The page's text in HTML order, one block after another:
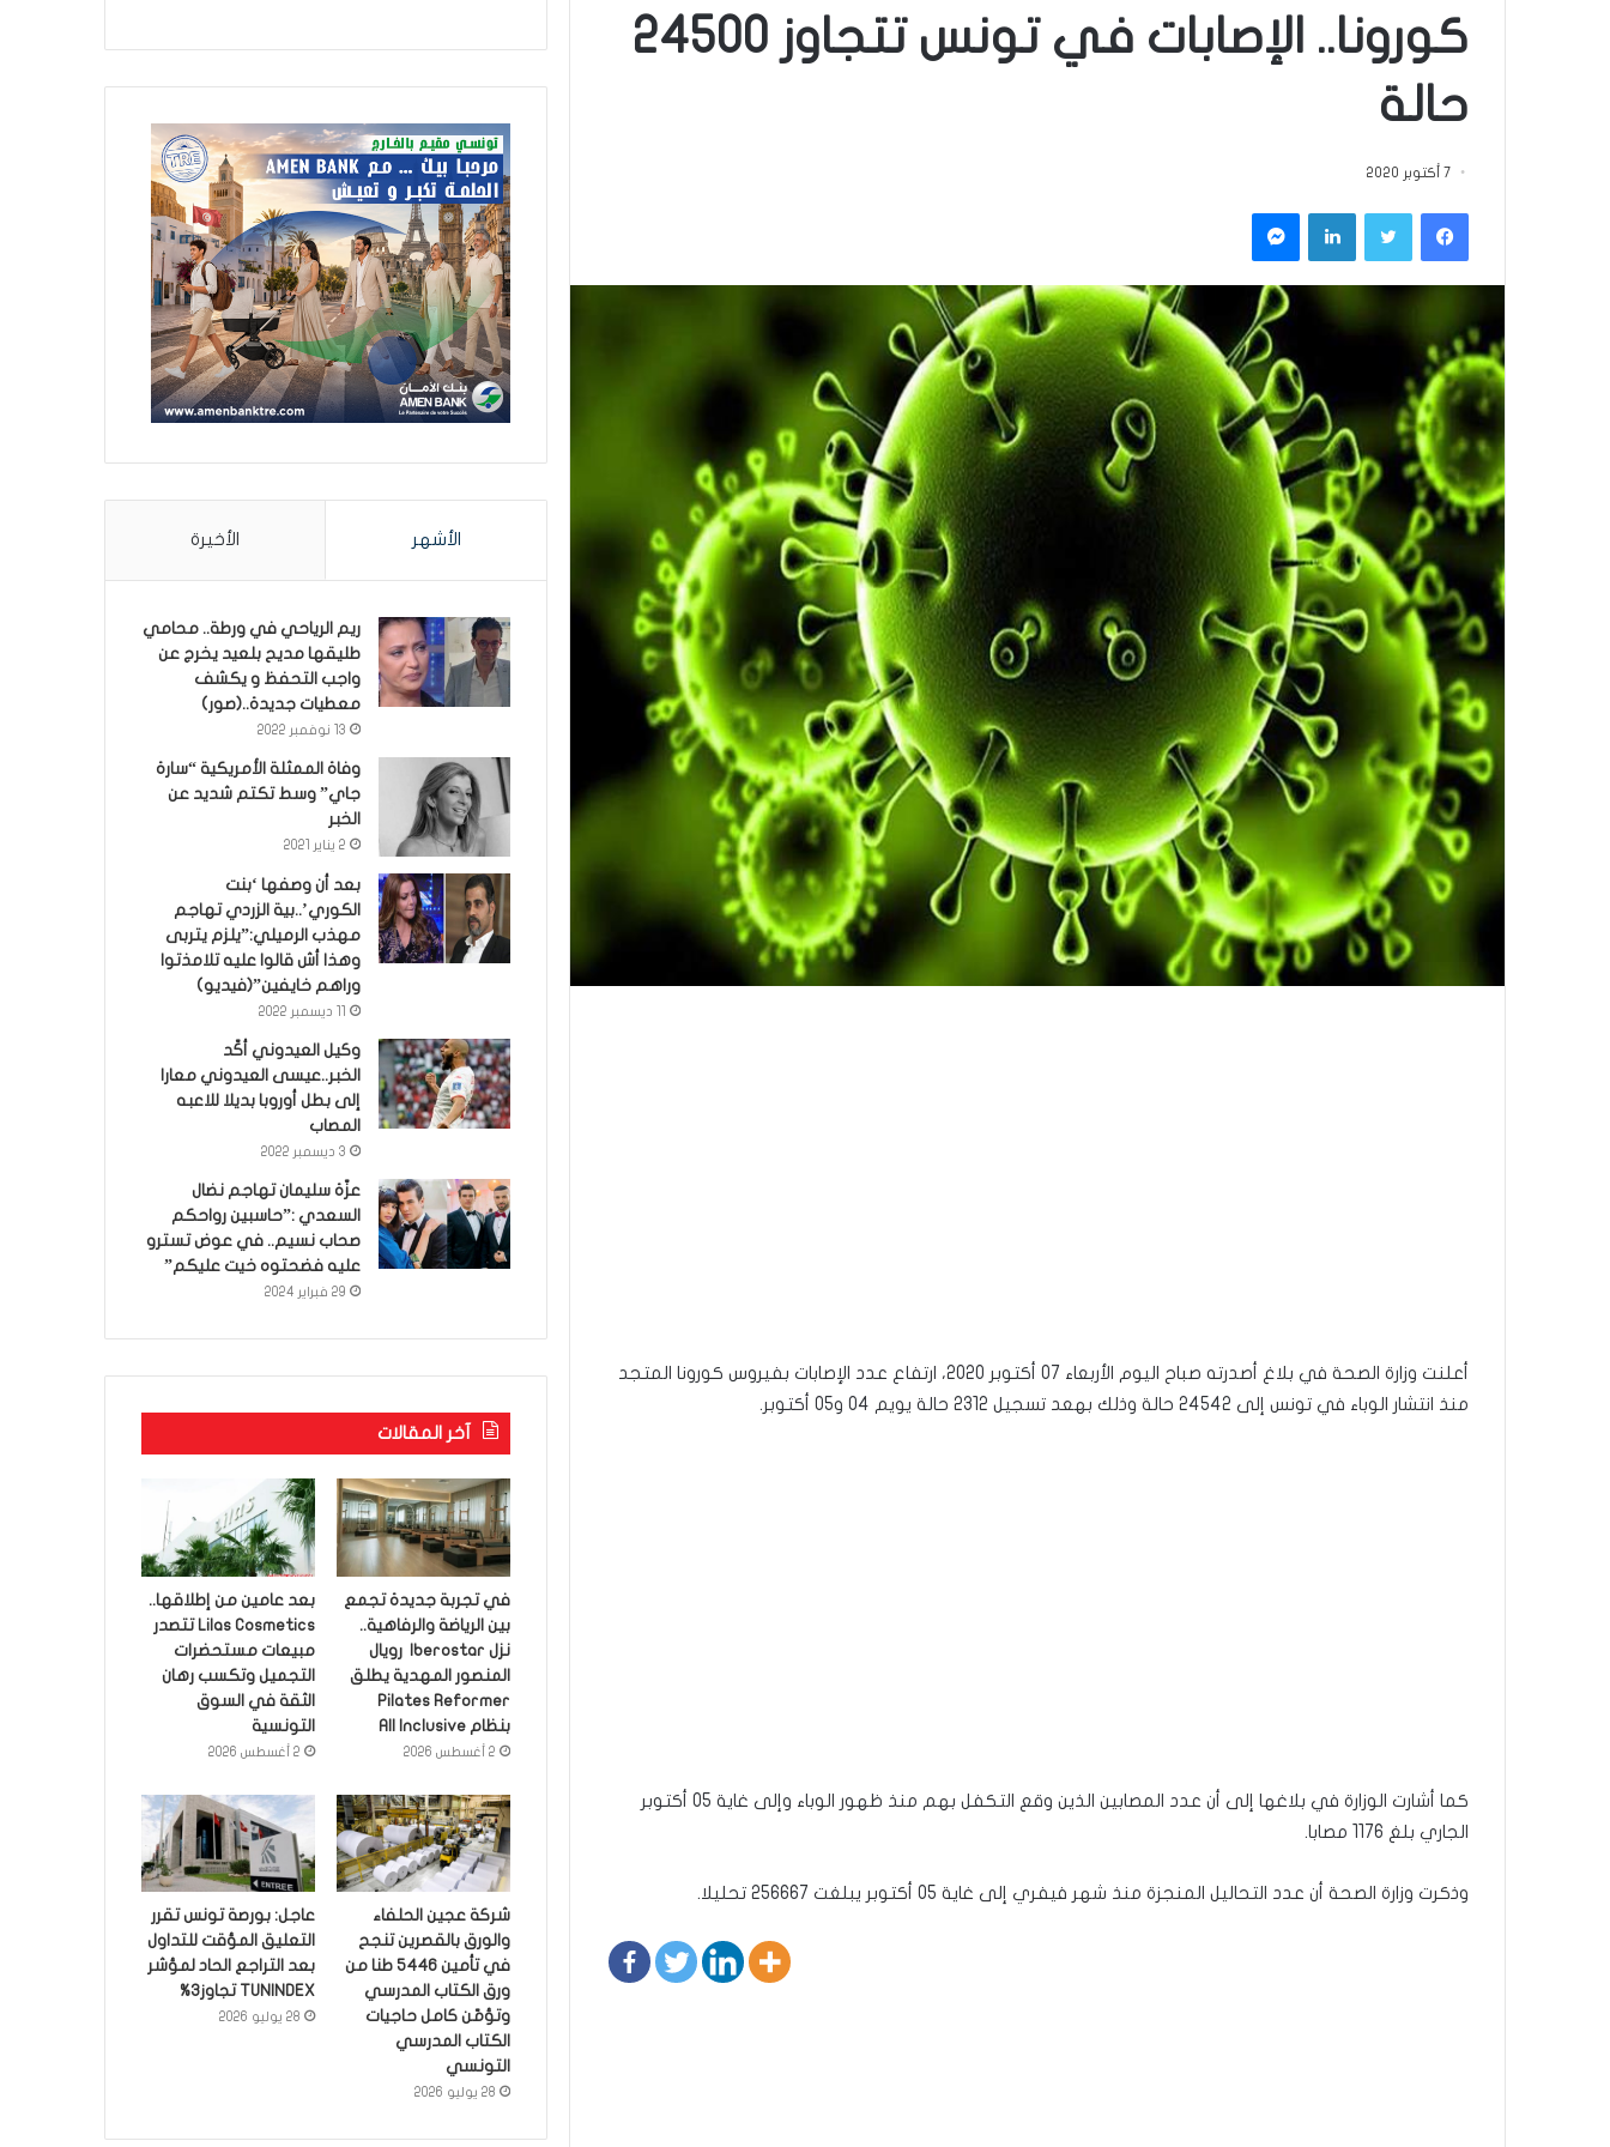
كورونا.. الإصابات في تونس تتجاوز 24500
حالة
7 أكتوبر 2020
فيسبوكتويتر لينكدإن ماسنجر
أعلنت وزارة الصحة في بلاغ أصدرته صباح اليوم الأربعاء 07 أكتوبر 2020، ارتفاع عدد الإصابات بفيروس كورونا المتجد
منذ انتشار الوباء في تونس إلى 24542 حالة وذلك بهعد تسجيل 2312 حالة يويم 04 و05 أكتوبر.
كما أشارت الوزارة في بلاغها إلى أن عدد المصابين الذين وقع التكفل بهم منذ ظهور الوباء وإلى غاية 05 أكتوبر
الجاري بلغ 1176 مصابا.
وذكرت وزارة الصحة أن عدد التحاليل المنجزة منذ شهر فيفري إلى غاية 05 أكتوبر يبلغت 256667 تحليلا.
الأشهر الأخيرة
ريم الرياحي في ورطة.. محامي
طليقها مديح بلعيد يخرج عن
واجب التحفظ و يكشف
معطيات جديدة..(صور)
13 نوفمبر 2022
وفاة الممثلة الأمريكية “سارة
جاي” وسط تكتم شديد عن
الخبر
2 يناير 2021
بعد أن وصفها ‘بنت
الكوري’..بية الزردي تهاجم
مهذب الرميلي:”يلزم يتربى
وهذا أش قالوا عليه تلامذتوا
وراهم خايفين”(فيديو)
وكيل العيدوني أكّد
الخبر..عيسى العيدوني معارا
إلى بطل أوروبا بديلا للاعبه
المصاب
3 ديسمبر 2022
عزّة سليمان تهاجم نضال
السعدي :”حاسبين رواحكم
صحاب نسيم.. في عوض تسترو
عليه فضحتوه خيت عليكم”
29 فبراير 2024
آخر المقالات
في تجربة جديدة تجمع
بين الرياضة والرفاهية..
نزل Iberostar رويال
المنصور المهدية يطلق
Pilates Reformer
بنظام All Inclusive
2 أغسطس 2026
بعد عامين من إطلاقها..
Lilas Cosmetics تتصدر
مبيعات مستحضرات
التجميل وتكسب رهان
الثقة في السوق
التونسية
2 أغسطس 2026
شركة عجين الحلفاء
والورق بالقصرين تنجح
في تأمين 5446 طنا من
ورق الكتاب المدرسي
وتؤمّن كامل حاجيات
الكتاب المدرسي
التونسي
28 يوليو 2026
عاجل: بورصة تونس تقرر
التعليق المؤقت للتداول
بعد التراجع الحاد لمؤشر
TUNINDEX تجاوز3%
28 يوليو 2026